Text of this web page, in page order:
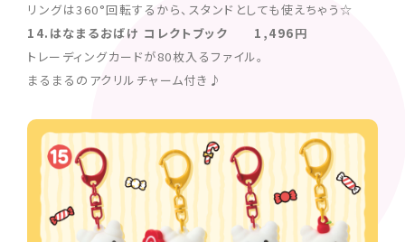
リングは360°回転するから、スタンドとしても使えちゃう☆
14.はなまるおばけ コレクトブック 1,496円
トレーディングカードが80枚入るファイル。
まるまるのアクリルチャーム付き♪